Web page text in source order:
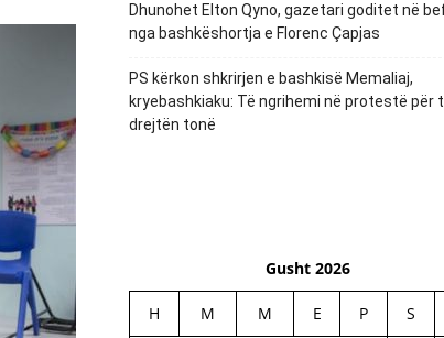
Dhunohet Elton Qyno, gazetari goditet në
nga bashkëshortja e Florenc Çapjas
PS kërkon shkrirjen e bashkisë Memaliaj,
kryebashkiaku: Të ngrihemi në protestë për
drejtën tonë
Gusht 2026
H M M E P S